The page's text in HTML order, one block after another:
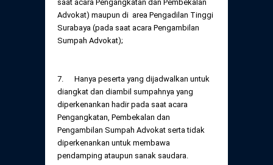
saat acara Pengangkatan dan Pembekalan
Advokat) maupun di area Pengadilan Tinggi
Surabaya (pada saat acara Pengambilan
Sumpah Advokat);
7. Hanya peserta yang dijadwalkan untuk
diangkat dan diambil sumpahnya yang
diperkenankan hadir pada saat acara
Pengangkatan, Pembekalan dan
Pengambilan Sumpah Advokat serta tidak
diperkenankan untuk membawa
pendamping ataupun sanak saudara.